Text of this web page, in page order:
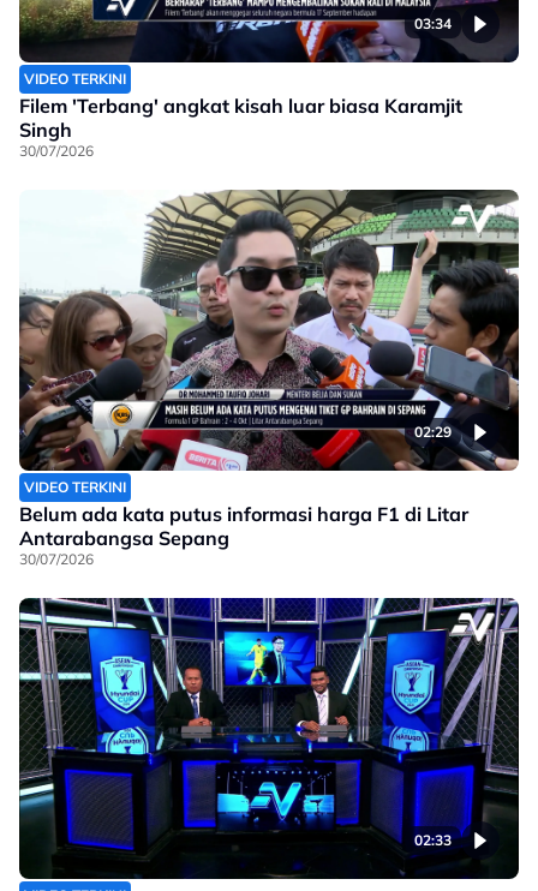
03:34
VIDEO TERKINI
Filem 'Terbang' angkat kisah luar biasa Karamjit
Singh
30/07/2026
02:29
VIDEO TERKINI
Belum ada kata putus informasi harga F1 di Litar
Antarabangsa Sepang
30/07/2026
02:33